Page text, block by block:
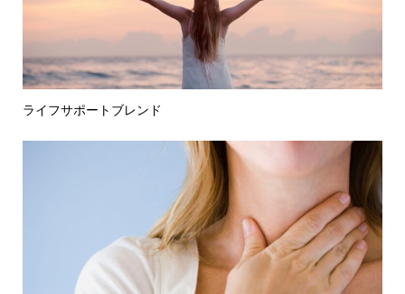
ライフサポートブレンド